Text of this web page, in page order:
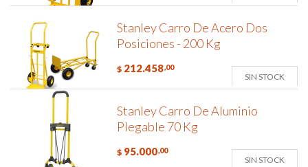
Stanley Carro De Acero Dos
Posiciones - 200 Kg
$ 212.458,00
SIN STOCK
Stanley Carro De Aluminio
Plegable 70 Kg
$ 95.000,00
SIN STOCK